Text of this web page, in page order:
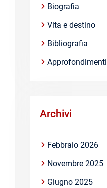
Biografia
Vita e destino
Bibliografia
Approfondimenti
Archivi
Febbraio 2026
Novembre 2025
Giugno 2025